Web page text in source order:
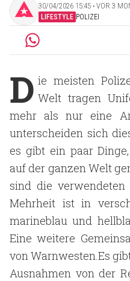
30/04/2026 15:45 ‧ VOR 3
LIFESTYLE POLIZEI
D ie meisten
Welt tragen
mehr als nur eine
unterscheiden sich
es gibt ein paar
auf der ganzen Welt
sind die verwendeten
Mehrheit ist in
marineblau und
Eine weitere
von Warnwesten.Es
Ausnahmen von der